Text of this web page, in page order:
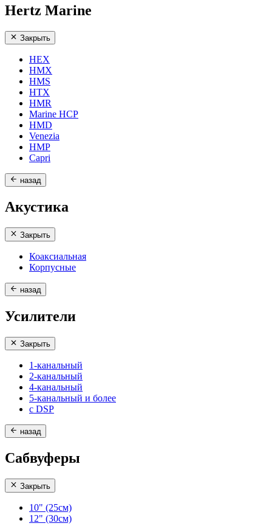
Hertz Marine
Закрыть
HEX
HMX
HMS
HTX
HMR
Marine HCP
HMD
Venezia
HMP
Capri
назад
Акустика
Закрыть
Коаксиальная
Корпусные
назад
Усилители
Закрыть
1-канальный
2-канальный
4-канальный
5-канальный и более
с DSP
назад
Сабвуферы
Закрыть
10" (25см)
12" (30см)